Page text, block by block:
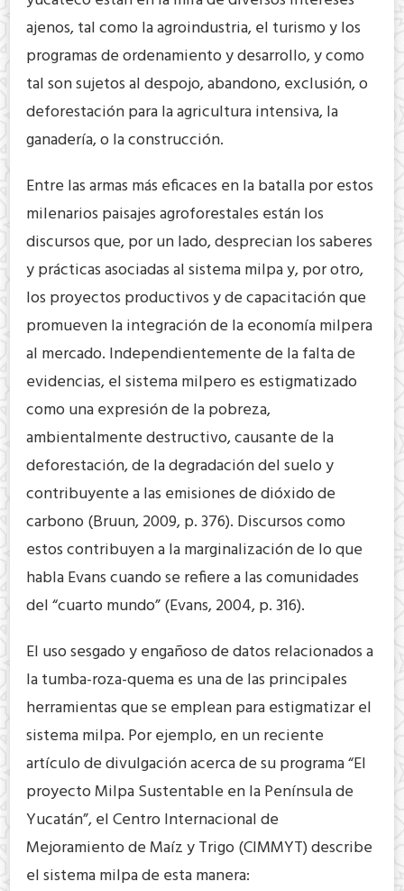
ajenos, tal como la agroindustria, el turismo y los
programas de ordenamiento y desarrollo, y como
tal son sujetos al despojo, abandono, exclusión, o
deforestación para la agricultura intensiva, la
ganadería, o la construcción.
Entre las armas más eficaces en la batalla por estos
milenarios paisajes agroforestales están los
discursos que, por un lado, desprecian los saberes
y prácticas asociadas al sistema milpa y, por otro,
los proyectos productivos y de capacitación que
promueven la integración de la economía milpera
al mercado. Independientemente de la falta de
evidencias, el sistema milpero es estigmatizado
como una expresión de la pobreza,
ambientalmente destructivo, causante de la
deforestación, de la degradación del suelo y
contribuyente a las emisiones de dióxido de
carbono (Bruun, 2009, p. 376). Discursos como
estos contribuyen a la marginalización de lo que
habla Evans cuando se refiere a las comunidades
del “cuarto mundo” (Evans, 2004, p. 316).
El uso sesgado y engañoso de datos relacionados a
la tumba-roza-quema es una de las principales
herramientas que se emplean para estigmatizar el
sistema milpa. Por ejemplo, en un reciente
artículo de divulgación acerca de su programa “El
proyecto Milpa Sustentable en la Península de
Yucatán”, el Centro Internacional de
Mejoramiento de Maíz y Trigo (CIMMYT) describe
el sistema milpa de esta manera: